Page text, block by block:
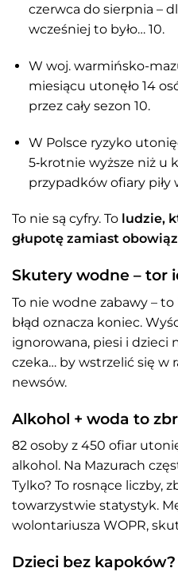
czerwca do sierpnia –
wcześniej to było… 10.
W woj. warmińsko-
miesiącu utonęło 14
przez cały sezon 10.
W Polsce ryzyko
5‑krotnie wyższe niż u
przypadków ofiary piły
To nie są cyfry. To ludzie,
głupotę zamiast
Skutery wodne – tor
To nie wodne zabawy –
błąd oznacza koniec.
ignorowana, piesi i dzieci
czeka… by wstrzelić się w
newsów.
Alkohol + woda to
82 osoby z 450 ofiar
alkohol . Na Mazurach
Tylko? To rosnące liczby,
towarzystwie statystyk.
wolontariusza WOPR,
Dzieci bez